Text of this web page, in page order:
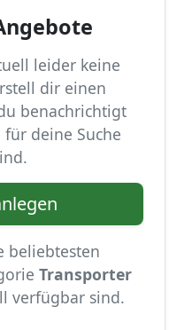
leider keine
dir einen
benachrichtigt
deine Suche
beliebtesten
Transporter
verfügbar sind.